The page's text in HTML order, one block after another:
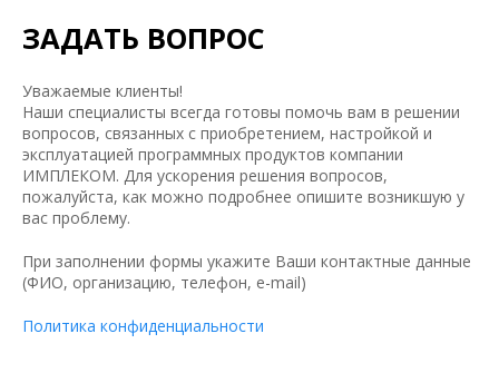
ЗАДАТЬ ВОПРОС
Уважаемые клиенты!
Наши специалисты всегда готовы помочь вам в решении
вопросов, связанных с приобретением, настройкой и
эксплуатацией программных продуктов компании
ИМПЛЕКОМ. Для ускорения решения вопросов,
пожалуйста, как можно подробнее опишите возникшую у
вас проблему.
При заполнении формы укажите Ваши контактные данные
(ФИО, организацию, телефон, e-mail)
Политика конфиденциальности